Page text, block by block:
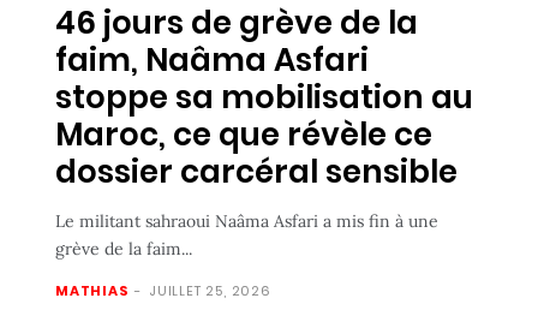
46 jours de grève de la
faim, Naâma Asfari
stoppe sa mobilisation au
Maroc, ce que révèle ce
dossier carcéral sensible
Le militant sahraoui Naâma Asfari a mis fin à une
grève de la faim...
MATHIAS - JUILLET 25, 2026